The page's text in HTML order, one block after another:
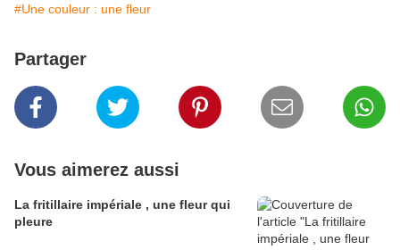
#Une couleur : une fleur
Partager
Vous aimerez aussi
La fritillaire impériale , une fleur qui
pleure